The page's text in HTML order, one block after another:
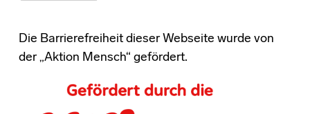
Die Barrierefreiheit dieser Webseite wurde von
der „Aktion Mensch“ gefördert.